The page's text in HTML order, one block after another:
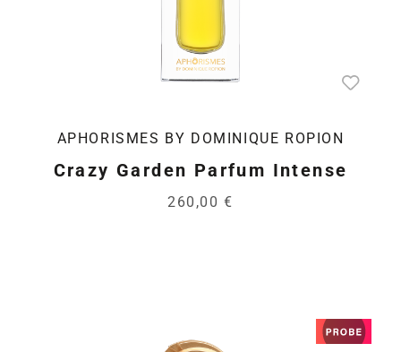
APHORISMES BY DOMINIQUE ROPION
Crazy Garden Parfum Intense
260,00 €